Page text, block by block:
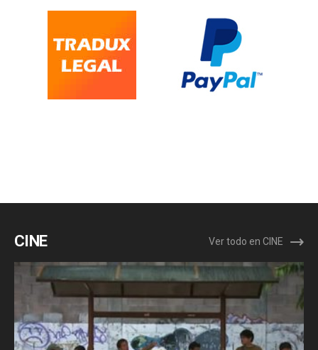
CINE Ver todo en CINE